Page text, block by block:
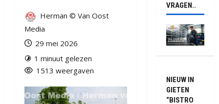
Herman © Van Oost
Media
29 mei 2026
1 minuut gelezen
1513 weergaven
VRAGEN..
NIEUW IN
GIETEN
“BISTRO